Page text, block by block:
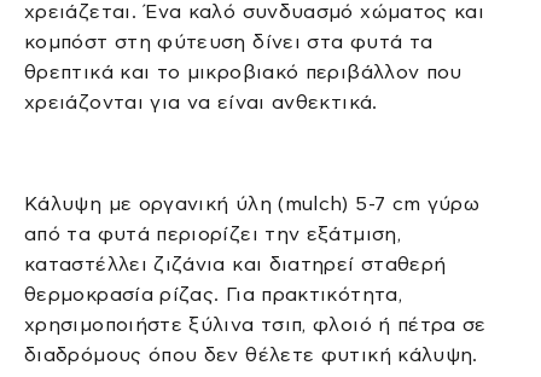
χρειάζεται. Ένα καλό συνδυασμό χώματος και
κομπόστ στη φύτευση δίνει στα φυτά τα
θρεπτικά και το μικροβιακό περιβάλλον που
χρειάζονται για να είναι ανθεκτικά.
Κάλυψη με οργανική ύλη (mulch) 5-7 cm γύρω
από τα φυτά περιορίζει την εξάτμιση,
καταστέλλει ζιζάνια και διατηρεί σταθερή
θερμοκρασία ρίζας. Για πρακτικότητα,
χρησιμοποιήστε ξύλινα τσιπ, φλοιό ή πέτρα σε
διαδρόμους όπου δεν θέλετε φυτική κάλυψη.